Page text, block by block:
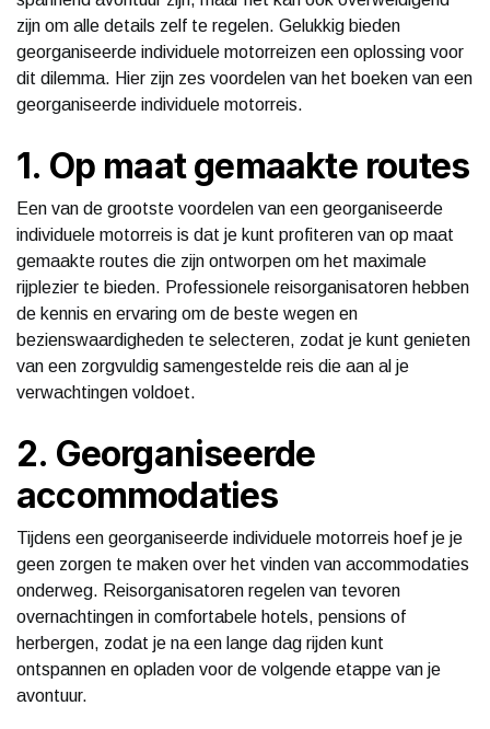
zijn om alle details zelf te regelen. Gelukkig bieden
georganiseerde individuele motorreizen een oplossing voor
dit dilemma. Hier zijn zes voordelen van het boeken van een
georganiseerde individuele motorreis.
1. Op maat gemaakte routes
Een van de grootste voordelen van een georganiseerde
individuele motorreis is dat je kunt profiteren van op maat
gemaakte routes die zijn ontworpen om het maximale
rijplezier te bieden. Professionele reisorganisatoren hebben
de kennis en ervaring om de beste wegen en
bezienswaardigheden te selecteren, zodat je kunt genieten
van een zorgvuldig samengestelde reis die aan al je
verwachtingen voldoet.
2. Georganiseerde
accommodaties
Tijdens een georganiseerde individuele motorreis hoef je je
geen zorgen te maken over het vinden van accommodaties
onderweg. Reisorganisatoren regelen van tevoren
overnachtingen in comfortabele hotels, pensions of
herbergen, zodat je na een lange dag rijden kunt
ontspannen en opladen voor de volgende etappe van je
avontuur.